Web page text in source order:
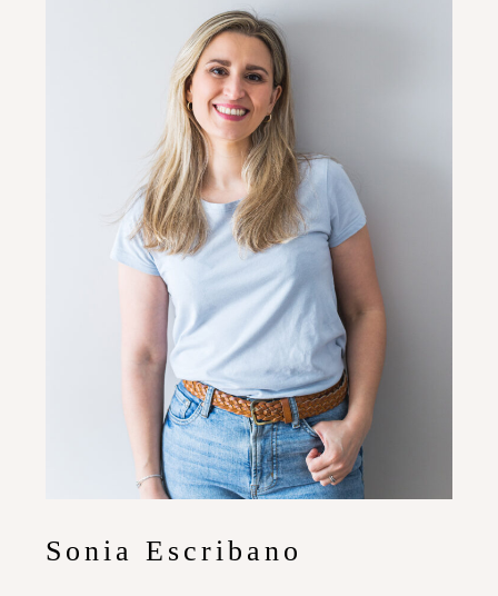
Sonia Escribano